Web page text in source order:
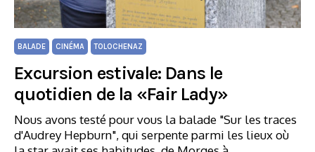
BALADE CINÉMA TOLOCHENAZ
Excursion estivale: Dans le
quotidien de la «Fair Lady»
Nous avons testé pour vous la balade "Sur les traces
d'Audrey Hepburn", qui serpente parmi les lieux où